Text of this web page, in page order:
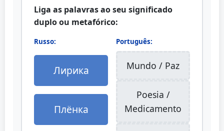
Liga as palavras ao seu significado
duplo ou metafórico:
Russo:
Лирика
Плёнка
Português:
Mundo / Paz
Poesia /
Medicamento